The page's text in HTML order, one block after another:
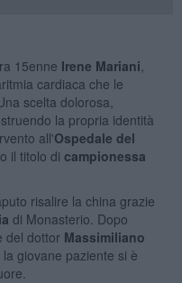
15enne Irene Mariani
cardiaca che le
scelta dolorosa,
la propria identità
all'Ospedale del
il titolo di campionessa
risalire la china grazie
di Monasterio. Dopo
del dottor Massimiliano
la giovane paziente si è